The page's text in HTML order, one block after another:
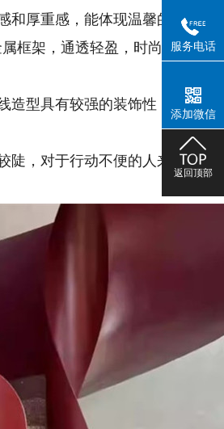
和厚重感，能体现温馨的氛围。
框架，通透轻盈，时尚感强。
造型具有较强的装饰性，能为空
陡，对于行动不便的人来说，使
服务电话
添加微信
返回顶部